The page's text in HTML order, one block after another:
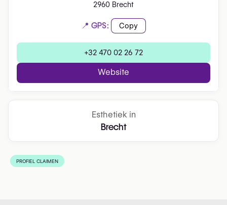
2960 Brecht
📍 GPS: Copy
+32 470 02 26 72
Website
Esthetiek in
Brecht
PROFIEL CLAIMEN